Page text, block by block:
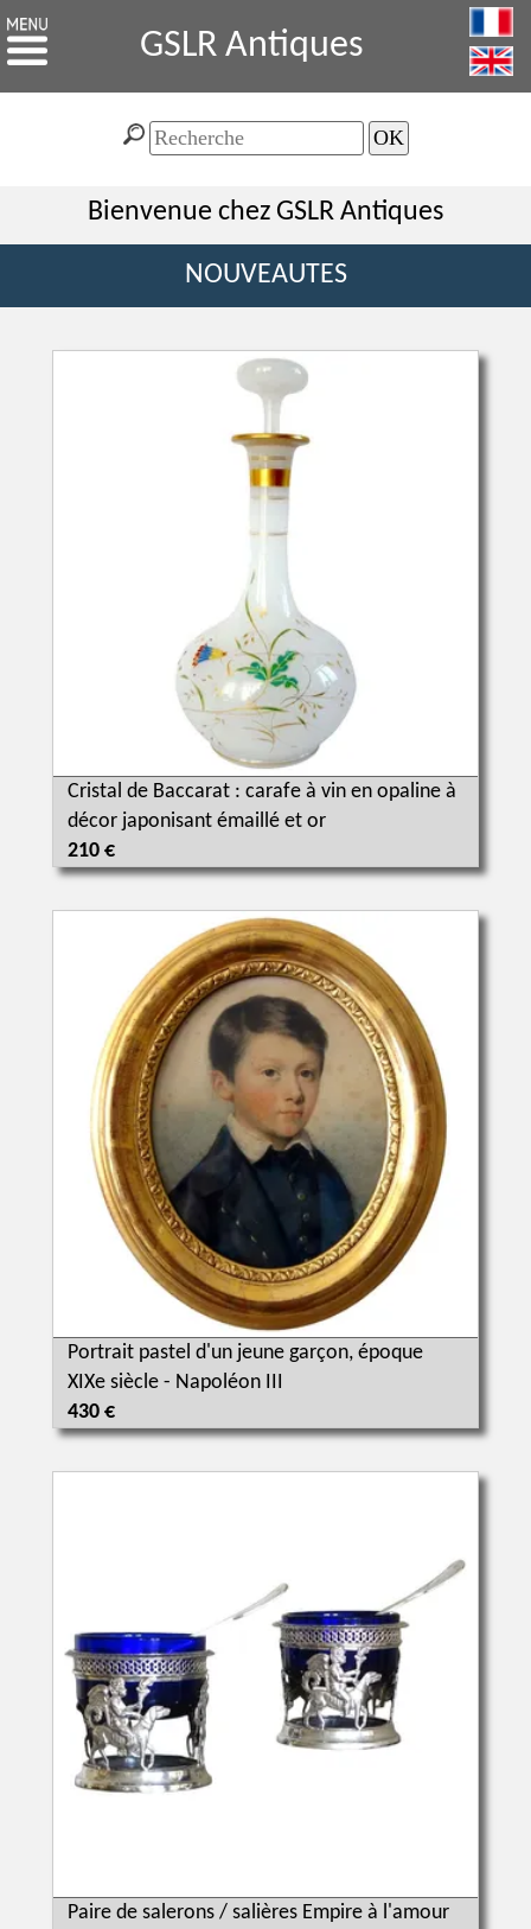
GSLR Antiques
Bienvenue chez GSLR Antiques
NOUVEAUTES
Cristal de Baccarat : carafe à vin en opaline à
décor japonisant émaillé et or
210 €
Portrait pastel d'un jeune garçon, époque
XIXe siècle - Napoléon III
430 €
Paire de salerons / salières Empire à l'amour